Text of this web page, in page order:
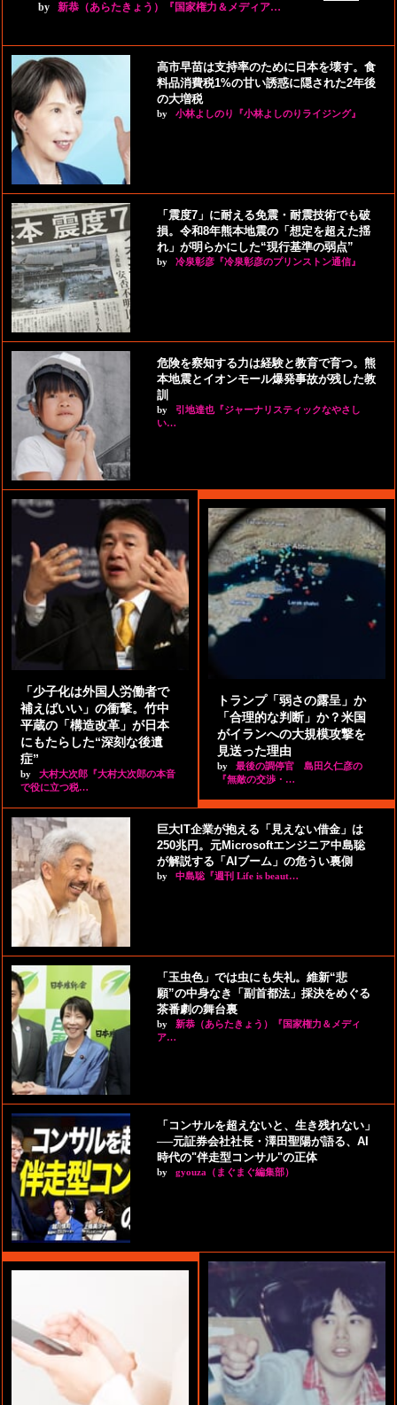
by 新恭（あらたきょう）『国家権力＆メディア…
高市早苗は支持率のために日本を壊す。食
料品消費税1%の甘い誘惑に隠された2年後
の大増税
by 小林よしのり『小林よしのりライジング』
「震度7」に耐える免震・耐震技術でも破
損。令和8年熊本地震の「想定を超えた揺
れ」が明らかにした“現行基準の弱点”
by 冷泉彰彦『冷泉彰彦のプリンストン通信』
危険を察知する力は経験と教育で育つ。熊
本地震とイオンモール爆発事故が残した教
訓
by
引地達也『ジャーナリスティックなやさし
い…
「少子化は外国人労働者で
補えばいい」の衝撃。竹中
平蔵の「構造改革」が日本
にもたらした“深刻な後遺
症”
by
大村大次郎『大村大次郎の本音
で役に立つ税…
トランプ「弱さの露呈」か
「合理的な判断」か？米国
がイランへの大規模攻撃を
見送った理由
by
最後の調停官 島田久仁彦の
『無敵の交渉・…
巨大IT企業が抱える「見えない借金」は
250兆円。元Microsoftエンジニア中島聡
が解説する「AIブーム」の危うい裏側
by 中島聡『週刊 Life is beaut…
「玉虫色」では虫にも失礼。維新“悲
願”の中身なき「副首都法」採決をめぐる
茶番劇の舞台裏
by
新恭（あらたきょう）『国家権力＆メディ
ア…
「コンサルを超えないと、生き残れない」
──元証券会社社長・澤田聖陽が語る、AI
時代の"伴走型コンサル"の正体
by gyouza（まぐまぐ編集部）